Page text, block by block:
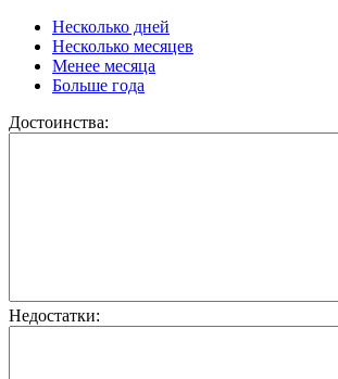
Несколько дней
Несколько месяцев
Менее месяца
Больше года
Достоинства:
Недостатки: